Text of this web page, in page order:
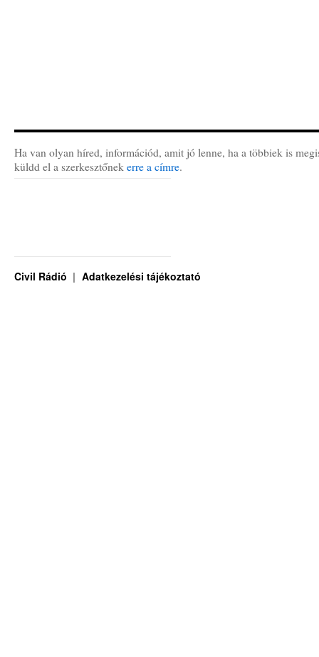
Ha van olyan híred, információd, amit jó lenne, ha a többiek is
küldd el a szerkesztőnek erre a címre.
Civil Rádió Adatkezelési tájékoztató